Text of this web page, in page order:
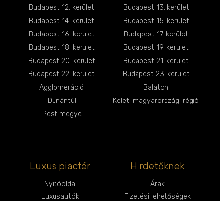
Budapest 12. kerület
Budapest 13. kerület
Budapest 14. kerület
Budapest 15. kerület
Budapest 16. kerület
Budapest 17. kerület
Budapest 18. kerület
Budapest 19. kerület
Budapest 20. kerület
Budapest 21. kerület
Budapest 22. kerület
Budapest 23. kerület
Agglomeráció
Balaton
Dunántúl
Kelet-magyarországi régió
Pest megye
Luxus piactér
Nyitóoldal
Luxusautók
Hirdetőknek
Árak
Fizetési lehetőségek